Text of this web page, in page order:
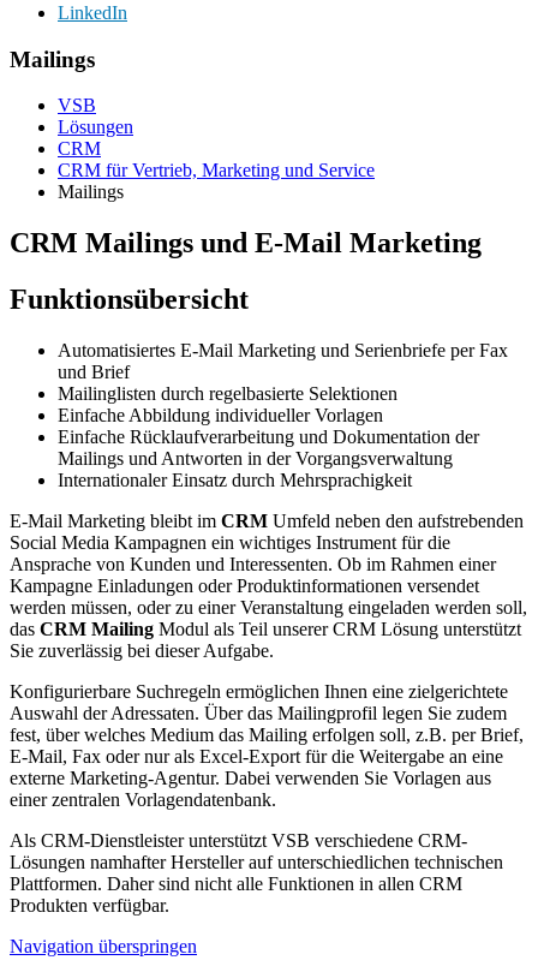
LinkedIn
Mailings
VSB
Lösungen
CRM
CRM für Vertrieb, Marketing und Service
Mailings
CRM Mailings und E-Mail Marketing
Funktionsübersicht
Automatisiertes E-Mail Marketing und Serienbriefe per Fax
und Brief
Mailinglisten durch regelbasierte Selektionen
Einfache Abbildung individueller Vorlagen
Einfache Rücklaufverarbeitung und Dokumentation der
Mailings und Antworten in der Vorgangsverwaltung
Internationaler Einsatz durch Mehrsprachigkeit
E-Mail Marketing bleibt im CRM Umfeld neben den aufstrebenden
Social Media Kampagnen ein wichtiges Instrument für die
Ansprache von Kunden und Interessenten. Ob im Rahmen einer
Kampagne Einladungen oder Produktinformationen versendet
werden müssen, oder zu einer Veranstaltung eingeladen werden soll,
das CRM Mailing Modul als Teil unserer CRM Lösung unterstützt
Sie zuverlässig bei dieser Aufgabe.
Konfigurierbare Suchregeln ermöglichen Ihnen eine zielgerichtete
Auswahl der Adressaten. Über das Mailingprofil legen Sie zudem
fest, über welches Medium das Mailing erfolgen soll, z.B. per Brief,
E-Mail, Fax oder nur als Excel-Export für die Weitergabe an eine
externe Marketing-Agentur. Dabei verwenden Sie Vorlagen aus
einer zentralen Vorlagendatenbank.
Als CRM-Dienstleister unterstützt VSB verschiedene CRM-
Lösungen namhafter Hersteller auf unterschiedlichen technischen
Plattformen. Daher sind nicht alle Funktionen in allen CRM
Produkten verfügbar.
Navigation überspringen